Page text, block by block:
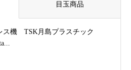
目玉商品
ス機 TSK月島プラスチック